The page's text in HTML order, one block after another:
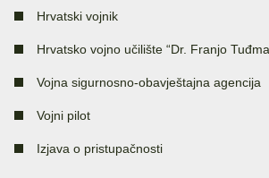
Hrvatski vojnik
Hrvatsko vojno učilište “Dr. Franjo
Vojna sigurnosno-obavještajna agencija
Vojni pilot
Izjava o pristupačnosti